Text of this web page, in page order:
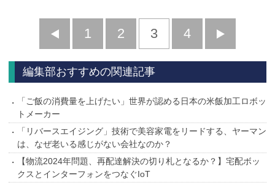
前
へ
1 2 3 4
へ
編集部おすすめの関連記事
「ご飯の消費量を上げたい」世界が認める日本の米飯加工ロボッ
トメーカー
「リバースエイジング」技術で美容家電をリードする、ヤーマン
は、なぜ老いる感じがない会社なのか？
【物流2024年問題、再配達解決の切り札となるか？】宅配ボッ
クスとインターフォンをつなぐIoT